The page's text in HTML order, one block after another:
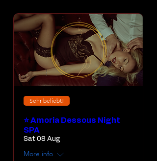
Sehr beliebt!
⭐ Amoria Dessous Night
SPA
Sat 08 Aug
More info